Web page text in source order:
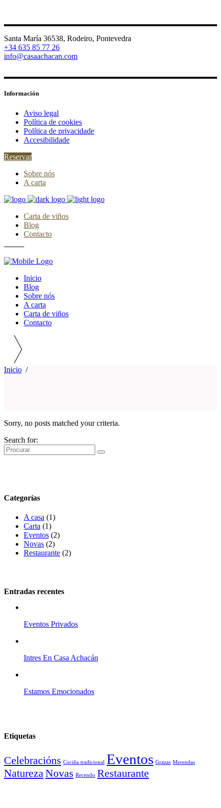
Santa María 36538, Rodeiro, Pontevedra
+34 635 85 77 26
info@casaachacan.com
Información
Aviso legal
Política de cookies
Política de privacidade
Accesibilidade
Reservar
Sobre nós
A carta
Carta de viños
Blog
Contacto
Inicio
Blog
Sobre nós
A carta
Carta de viños
Contacto
Inicio /
Sorry, no posts matched your criteria.
Search for:
Categorías
A casa (1)
Carta (1)
Eventos (2)
Novas (2)
Restaurante (2)
Entradas recentes
Eventos Privados
Intres En Casa Achacán
Estamos Emocionados
Etiquetas
Celebracións Cociña tradicional Eventos Grazas Merendas
NaturezaNovas Recendo Restaurante